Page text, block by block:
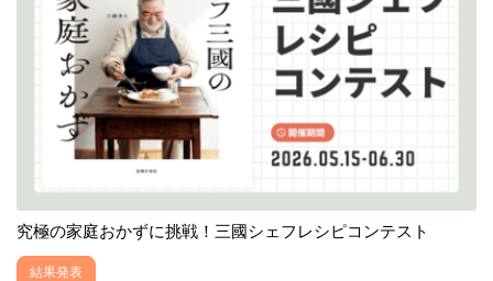
究極の家庭おかずに挑戦！三國シェフレシピコンテスト
結果発表